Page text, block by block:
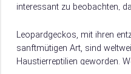
interessant zu beobachten,
Leopardgeckos, mit ihren
sanftmütigen Art, sind
Haustierreptilien geworden.